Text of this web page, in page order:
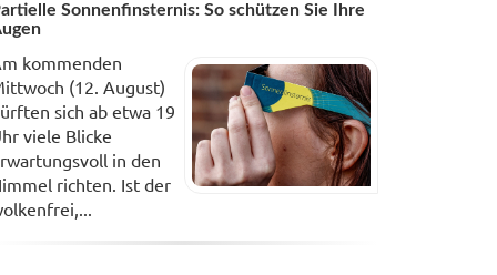
Sonnenfinsternis: So schützen Sie Ihre
kommenden
(12. August)
sich ab etwa 19
viele Blicke
in den
richten. Ist der